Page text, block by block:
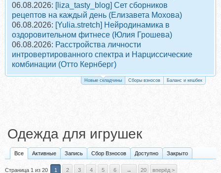
06.08.2026: [liza_tasty_blog] Сет сборников
рецептов на каждый день (Елизавета Мохова)
06.08.2026: [Yulia.stretch] Нейродинамика в
оздоровительном фитнесе (Юлия Грошева)
06.08.2026: Расстройства личности
интровертированного спектра и Нарциссические
комбинации (Отто Кернберг)
Новые складчины Сборы взносов Баланс и кешбек
Одежда для игрушек
Все Активные Запись Сбор Взносов Доступно Закрыто
Страница 1 из 20 1 2 3 4 5 6 → 20 вперёд >